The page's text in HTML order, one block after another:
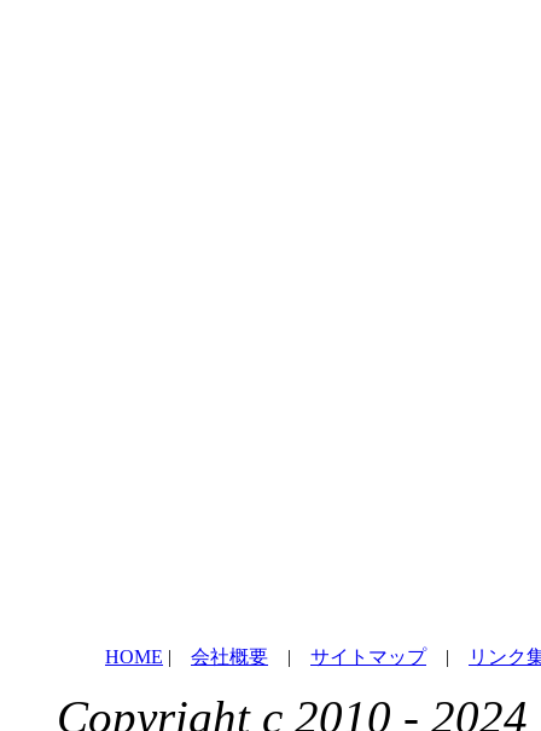
HOME | 会社概要 | サイトマップ| リンク
Copyright c 2010 - 2024